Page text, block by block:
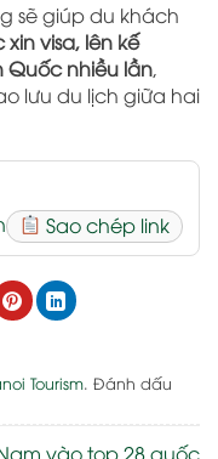
sẽ giúp du khách
visa, lên kế
Quốc nhiều lần,
lưu du lịch giữa hai
Sao chép link
Tourism. Đánh dấu
vào top 28 quốc